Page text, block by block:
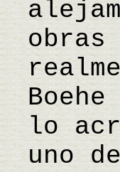
lo
uno